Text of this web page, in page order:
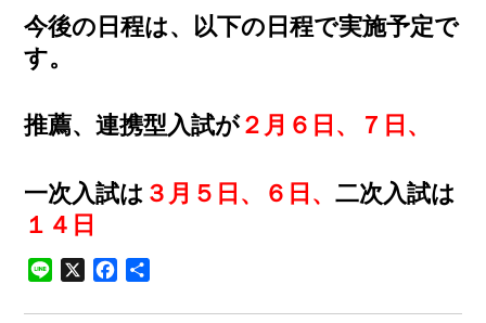
今後の日程は、以下の日程で実施予定で
す。
推薦、連携型入試が２月６日、７日、
一次入試は ３月５日、６日、二次入試は
１４日
Line X Facebook